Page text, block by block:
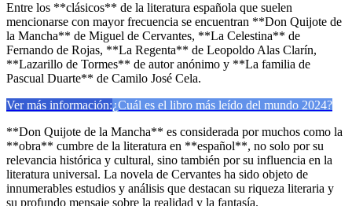
Entre los **clásicos** de la literatura española que suelen
mencionarse con mayor frecuencia se encuentran **Don Quijote de
la Mancha** de Miguel de Cervantes, **La Celestina** de
Fernando de Rojas, **La Regenta** de Leopoldo Alas Clarín,
**Lazarillo de Tormes** de autor anónimo y **La familia de
Pascual Duarte** de Camilo José Cela.
Ver más información:¿Cuál es el libro más leído del mundo 2024?
**Don Quijote de la Mancha** es considerada por muchos como la
**obra** cumbre de la literatura en **español**, no solo por su
relevancia histórica y cultural, sino también por su influencia en la
literatura universal. La novela de Cervantes ha sido objeto de
innumerables estudios y análisis que destacan su riqueza literaria y
su profundo mensaje sobre la realidad y la fantasía.